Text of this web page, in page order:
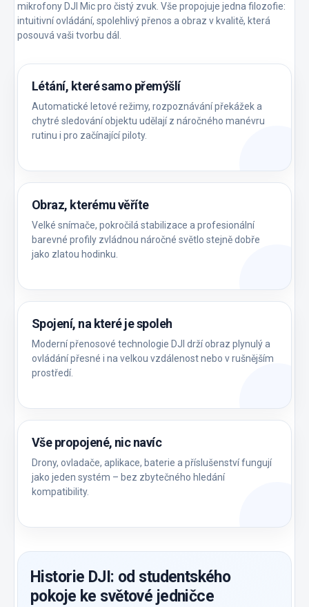
mikrofony DJI Mic pro čistý zvuk. Vše propojuje jedna filozofie:
intuitivní ovládání, spolehlivý přenos a obraz v kvalitě, která
posouvá vaši tvorbu dál.
Létání, které samo přemýšlí
Automatické letové režimy, rozpoznávání překážek a
chytré sledování objektu udělají z náročného manévru
rutinu i pro začínající piloty.
Obraz, kterému věříte
Velké snímače, pokročilá stabilizace a profesionální
barevné profily zvládnou náročné světlo stejně dobře
jako zlatou hodinku.
Spojení, na které je spoleh
Moderní přenosové technologie DJI drží obraz plynulý a
ovládání přesné i na velkou vzdálenost nebo v rušnějším
prostředí.
Vše propojené, nic navíc
Drony, ovladače, aplikace, baterie a příslušenství fungují
jako jeden systém – bez zbytečného hledání
kompatibility.
Historie DJI: od studentského
pokoje ke světové jedničce